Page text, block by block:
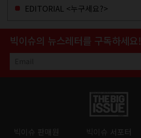
EDITORIAL <누구세요?>
빅이슈의 뉴스레터를 구독하세요!
빅이슈 판매원 빅이슈 서포터